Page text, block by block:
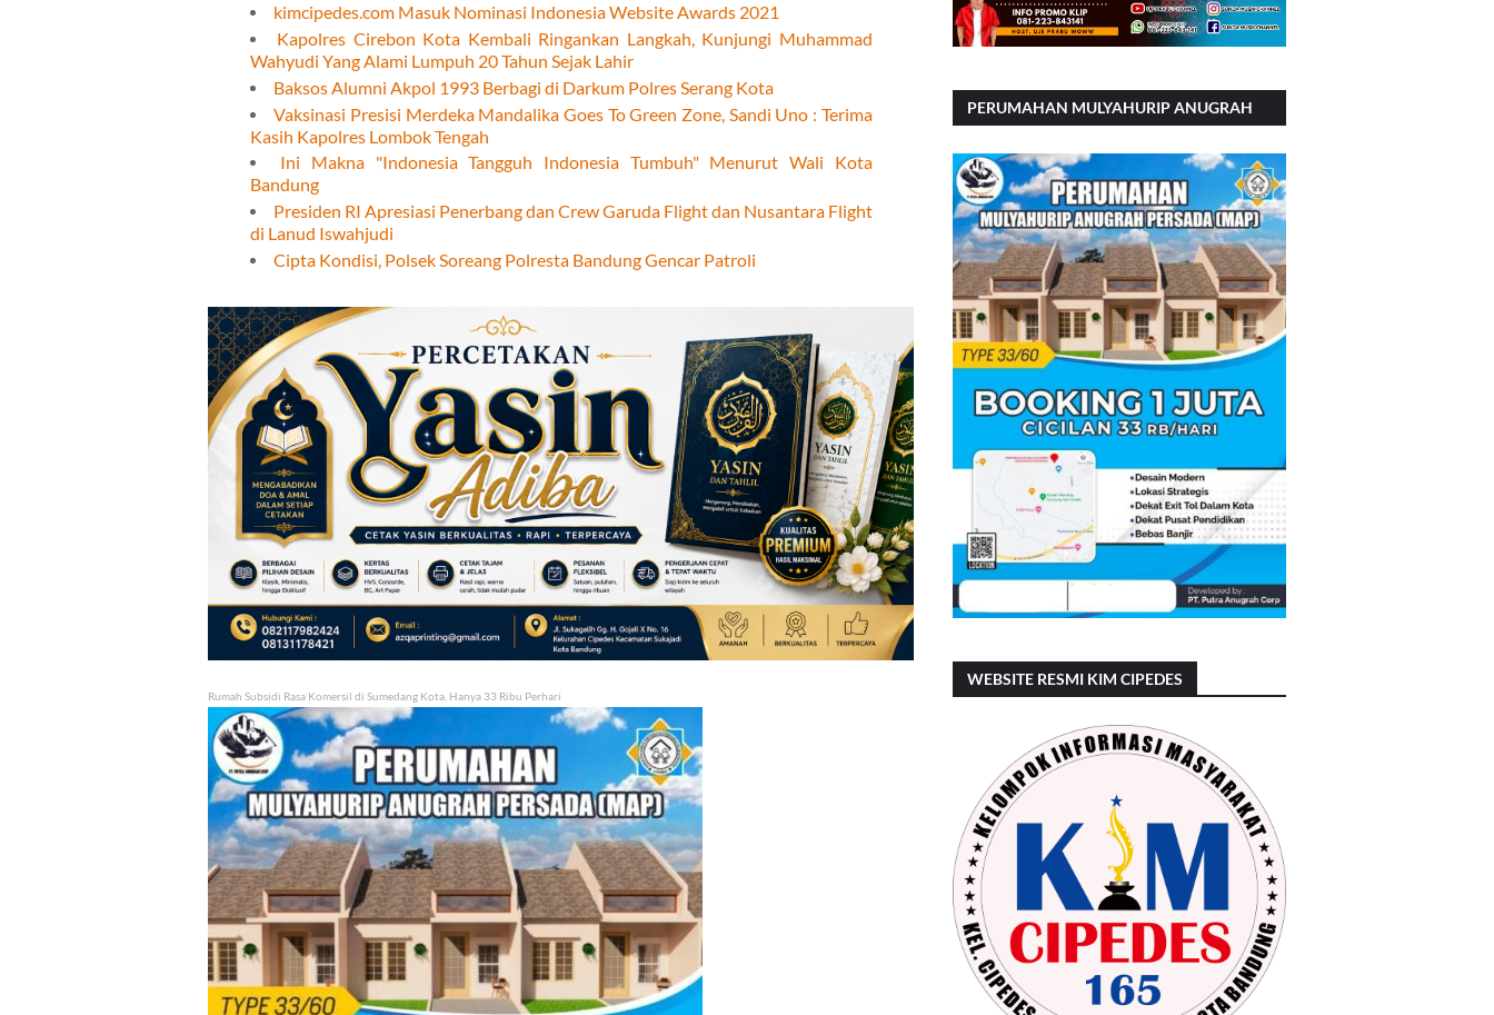
kimcipedes.com Masuk Nominasi Indonesia Website Awards 2021
Kapolres Cirebon Kota Kembali Ringankan Langkah, Kunjungi Muhammad
Wahyudi Yang Alami Lumpuh 20 Tahun Sejak Lahir
Baksos Alumni Akpol 1993 Berbagi di Darkum Polres Serang Kota
Vaksinasi Presisi Merdeka Mandalika Goes To Green Zone, Sandi Uno : Terima
Kasih Kapolres Lombok Tengah
Ini Makna "Indonesia Tangguh Indonesia Tumbuh" Menurut Wali Kota
Bandung
Presiden RI Apresiasi Penerbang dan Crew Garuda Flight dan Nusantara Flight
di Lanud Iswahjudi
Cipta Kondisi, Polsek Soreang Polresta Bandung Gencar Patroli
Rumah Subsidi Rasa Komersil di Sumedang Kota, Hanya 33 Ribu Perhari
PERUMAHAN MULYAHURIP ANUGRAH
WEBSITE RESMI KIM CIPEDES